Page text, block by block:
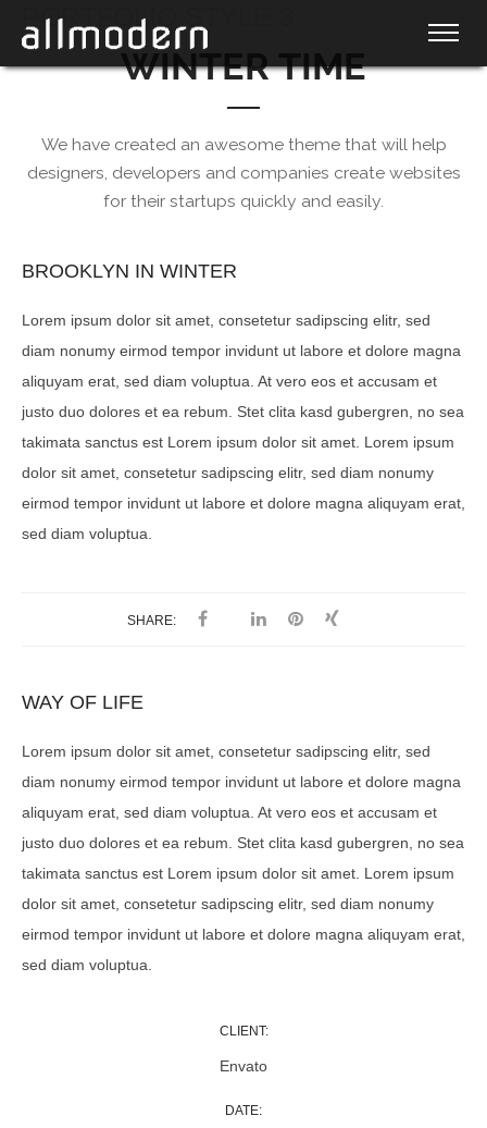
PORTFOLIO STYLE 3
WINTER TIME
We have created an awesome theme that will help
designers, developers and companies create websites
for their startups quickly and easily.
BROOKLYN IN WINTER
Lorem ipsum dolor sit amet, consetetur sadipscing elitr, sed
diam nonumy eirmod tempor invidunt ut labore et dolore magna
aliquyam erat, sed diam voluptua. At vero eos et accusam et
justo duo dolores et ea rebum. Stet clita kasd gubergren, no sea
takimata sanctus est Lorem ipsum dolor sit amet. Lorem ipsum
dolor sit amet, consetetur sadipscing elitr, sed diam nonumy
eirmod tempor invidunt ut labore et dolore magna aliquyam erat,
sed diam voluptua.
SHARE:
WAY OF LIFE
Lorem ipsum dolor sit amet, consetetur sadipscing elitr, sed
diam nonumy eirmod tempor invidunt ut labore et dolore magna
aliquyam erat, sed diam voluptua. At vero eos et accusam et
justo duo dolores et ea rebum. Stet clita kasd gubergren, no sea
takimata sanctus est Lorem ipsum dolor sit amet. Lorem ipsum
dolor sit amet, consetetur sadipscing elitr, sed diam nonumy
eirmod tempor invidunt ut labore et dolore magna aliquyam erat,
sed diam voluptua.
CLIENT:
Envato
DATE: